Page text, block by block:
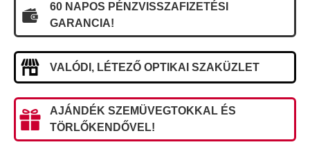
60 NAPOS PÉNZVISSZAFIZETÉSI
GARANCIA!
VALÓDI, LÉTEZŐ OPTIKAI SZAKÜZLET
AJÁNDÉK SZEMÜVEGTOKKAL ÉS
TÖRLŐKENDŐVEL!